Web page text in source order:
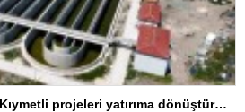
Başkan Şerifoğulları: “Kıymetli projeleri yatırıma dönüştürdük”